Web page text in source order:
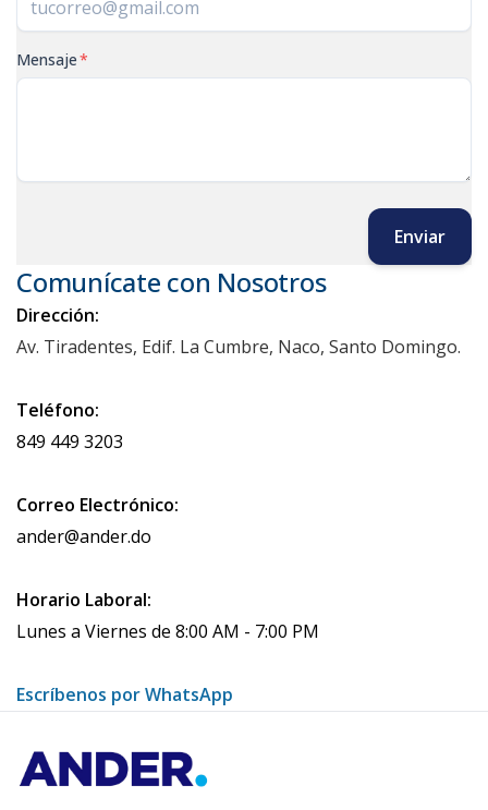
Mensaje*
Enviar
Comunícate con Nosotros
Dirección:
Av. Tiradentes, Edif. La Cumbre, Naco, Santo Domingo.
Teléfono:
849 449 3203
Correo Electrónico:
ander@ander.do
Horario Laboral:
Lunes a Viernes de 8:00 AM - 7:00 PM
Escríbenos por WhatsApp